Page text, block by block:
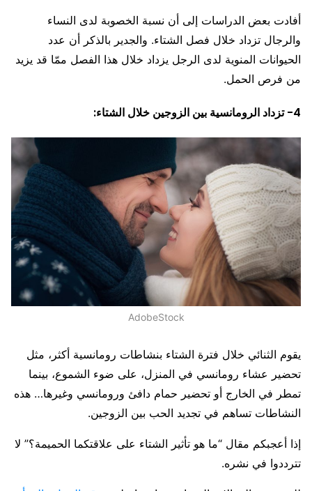
أفادت بعض الدراسات إلى أن نسبة الخصوبة لدى النساء
والرجال تزداد خلال فصل الشتاء. والجدير بالذكر أن عدد
الحيوانات المنوية لدى الرجل يزداد خلال هذا الفصل ممّا قد يزيد
من فرص الحمل.
4- تزداد الرومانسية بين الزوجين خلال الشتاء:
AdobeStock
يقوم الثنائي خلال فترة الشتاء بنشاطات رومانسية أكثر، مثل
تحضير عشاء رومانسي في المنزل، على ضوء الشموع، بينما
تمطر في الخارج أو تحضير حمام دافئ ورومانسي وغيرها… هذه
النشاطات تساهم في تجديد الحب بين الزوجين.
إذا أعجبكم مقال “ما هو تأثير الشتاء على علاقتكما الحميمة؟” لا
تترددوا في نشره.